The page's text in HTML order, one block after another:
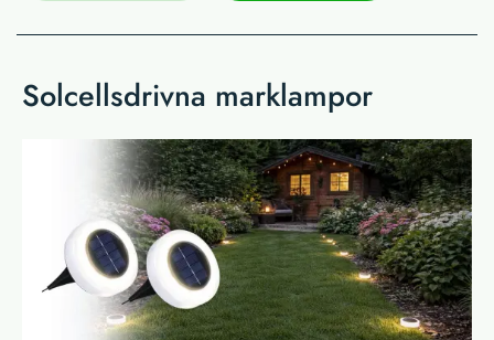
Solcellsdrivna marklampor